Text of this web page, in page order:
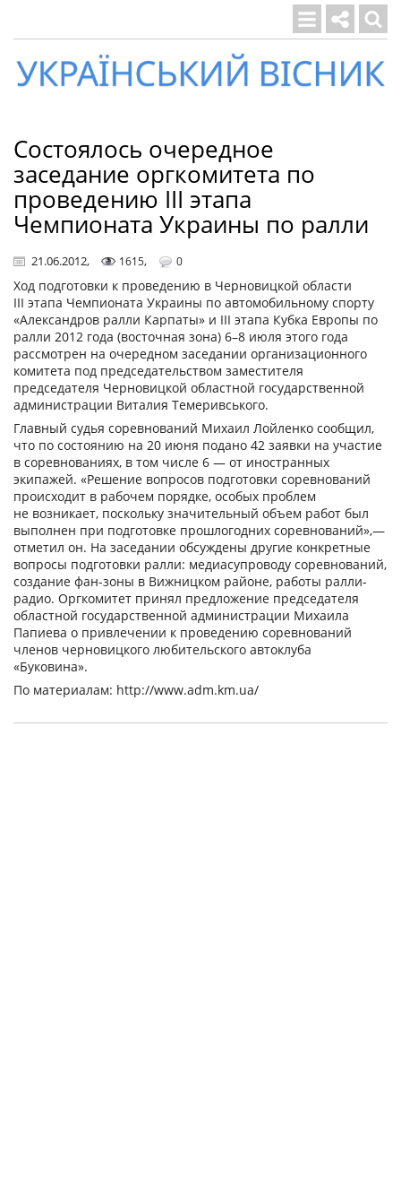
Український
вісник
Состоялось очередное
заседание оргкомитета по
проведению III этапа
Чемпионата Украины по ралли
21.06.2012, 1615, 0
Ход подготовки к проведению в Черновицкой области
III этапа Чемпионата Украины по автомобильному спорту
«Александров ралли Карпаты» и III этапа Кубка Европы по
ралли 2012 года (восточная зона) 6–8 июля этого года
рассмотрен на очередном заседании организационного
комитета под председательством заместителя
председателя Черновицкой областной государственной
администрации Виталия Темеривського.
Главный судья соревнований Михаил Лойленко сообщил,
что по состоянию на 20 июня подано 42 заявки на участие
в соревнованиях, в том числе 6 — от иностранных
экипажей. «Решение вопросов подготовки соревнований
происходит в рабочем порядке, особых проблем
не возникает, поскольку значительный объем работ был
выполнен при подготовке прошлогодних соревнований»,—
отметил он. На заседании обсуждены другие конкретные
вопросы подготовки ралли: медиасупроводу соревнований,
создание фан-зоны в Вижницком районе, работы ралли-
радио. Оргкомитет принял предложение председателя
областной государственной администрации Михаила
Папиева о привлечении к проведению соревнований
членов черновицкого любительского автоклуба
«Буковина».
По материалам: http://www.adm.km.ua/